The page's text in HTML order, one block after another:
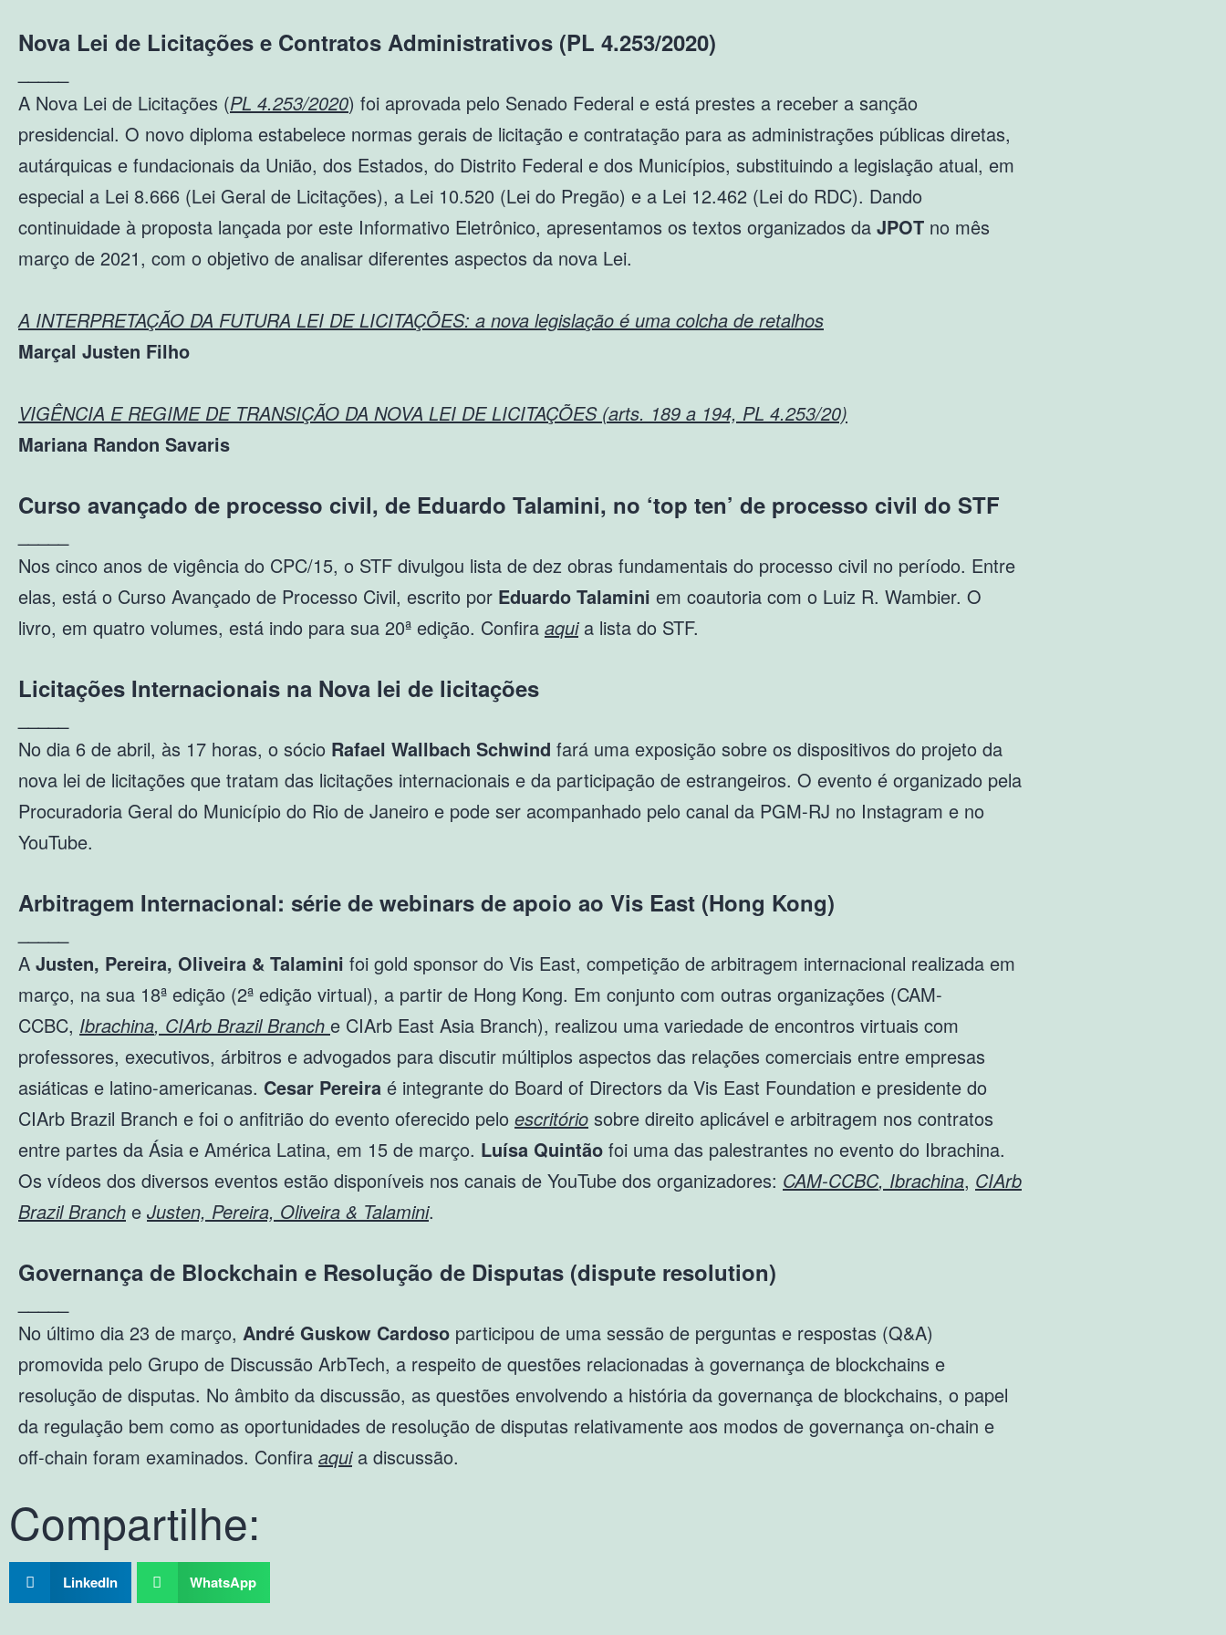
Nova Lei de Licitações e Contratos Administrativos (PL 4.253/2020)
A Nova Lei de Licitações (PL 4.253/2020) foi aprovada pelo Senado Federal e está prestes a receber a sanção
presidencial. O novo diploma estabelece normas gerais de licitação e contratação para as administrações públicas diretas,
autárquicas e fundacionais da União, dos Estados, do Distrito Federal e dos Municípios, substituindo a legislação atual, em
especial a Lei 8.666 (Lei Geral de Licitações), a Lei 10.520 (Lei do Pregão) e a Lei 12.462 (Lei do RDC). Dando
continuidade à proposta lançada por este Informativo Eletrônico, apresentamos os textos organizados da JPOT no mês
março de 2021, com o objetivo de analisar diferentes aspectos da nova Lei.
A INTERPRETAÇÃO DA FUTURA LEI DE LICITAÇÕES: a nova legislação é uma colcha de retalhos
Marçal Justen Filho
VIGÊNCIA E REGIME DE TRANSIÇÃO DA NOVA LEI DE LICITAÇÕES (arts. 189 a 194, PL 4.253/20)
Mariana Randon Savaris
Curso avançado de processo civil, de Eduardo Talamini, no ‘top ten’ de processo civil do STF
Nos cinco anos de vigência do CPC/15, o STF divulgou lista de dez obras fundamentais do processo civil no período. Entre
elas, está o Curso Avançado de Processo Civil, escrito por Eduardo Talamini em coautoria com o Luiz R. Wambier. O
livro, em quatro volumes, está indo para sua 20ª edição. Confira aquia lista do STF.
Licitações Internacionais na Nova lei de licitações
No dia 6 de abril, às 17 horas, o sócio Rafael Wallbach Schwind fará uma exposição sobre os dispositivos do projeto da
nova lei de licitações que tratam das licitações internacionais e da participação de estrangeiros. O evento é organizado pela
Procuradoria Geral do Município do Rio de Janeiro e pode ser acompanhado pelo canal da PGM-RJ no Instagram e no
YouTube.
Arbitragem Internacional: série de webinars de apoio ao Vis East (Hong Kong)
A Justen, Pereira, Oliveira & Talamini foi gold sponsor do Vis East, competição de arbitragem internacional realizada em
março, na sua 18ª edição (2ª edição virtual), a partir de Hong Kong. Em conjunto com outras organizações (CAM-
CCBC, Ibrachina, CIArb Brazil Branch e CIArb East Asia Branch), realizou uma variedade de encontros virtuais com
professores, executivos, árbitros e advogados para discutir múltiplos aspectos das relações comerciais entre empresas
asiáticas e latino-americanas. Cesar Pereira é integrante do Board of Directors da Vis East Foundation e presidente do
CIArb Brazil Branch e foi o anfitrião do evento oferecido pelo escritório sobre direito aplicável e arbitragem nos contratos
entre partes da Ásia e América Latina, em 15 de março. Luísa Quintão foi uma das palestrantes no evento do Ibrachina.
Os vídeos dos diversos eventos estão disponíveis nos canais de YouTube dos organizadores: CAM-CCBC, Ibrachina, CIArb
Brazil Branch e Justen, Pereira, Oliveira & Talamini.
Governança de Blockchain e Resolução de Disputas (dispute resolution)
No último dia 23 de março, André Guskow Cardoso participou de uma sessão de perguntas e respostas (Q&A)
promovida pelo Grupo de Discussão ArbTech, a respeito de questões relacionadas à governança de blockchains e
resolução de disputas. No âmbito da discussão, as questões envolvendo a história da governança de blockchains, o papel
da regulação bem como as oportunidades de resolução de disputas relativamente aos modos de governança on-chain e
off-chain foram examinados. Confira aquia discussão.
Compartilhe:
LinkedIn WhatsApp